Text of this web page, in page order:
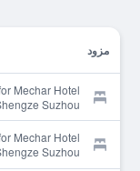
مزود
Mechar Hotel
Suzhou
Mechar Hotel
Suzhou